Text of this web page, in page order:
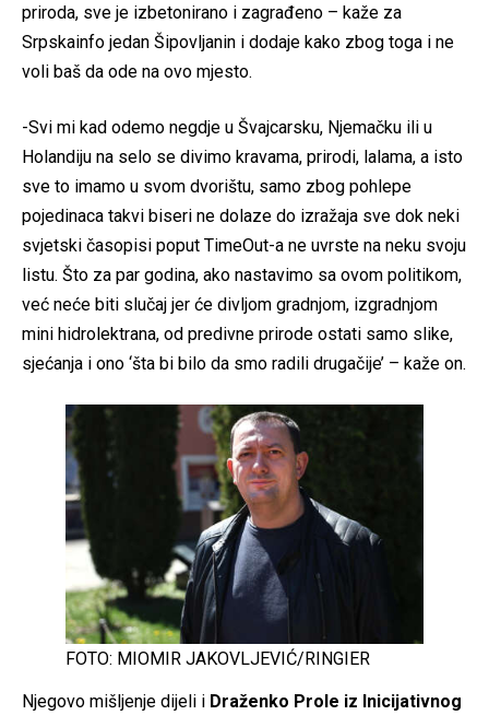
priroda, sve je izbetonirano i zagrađeno – kaže za
Srpskainfo jedan Šipovljanin i dodaje kako zbog toga i ne
voli baš da ode na ovo mjesto.
-Svi mi kad odemo negdje u Švajcarsku, Njemačku ili u
Holandiju na selo se divimo kravama, prirodi, lalama, a isto
sve to imamo u svom dvorištu, samo zbog pohlepe
pojedinaca takvi biseri ne dolaze do izražaja sve dok neki
svjetski časopisi poput TimeOut-a ne uvrste na neku svoju
listu. Što za par godina, ako nastavimo sa ovom politikom,
već neće biti slučaj jer će divljom gradnjom, izgradnjom
mini hidrolektrana, od predivne prirode ostati samo slike,
sjećanja i ono ‘šta bi bilo da smo radili drugačije’ – kaže on.
FOTO: MIOMIR JAKOVLJEVIĆ/RINGIER
Njegovo mišljenje dijeli i Draženko Prole iz Inicijativnog